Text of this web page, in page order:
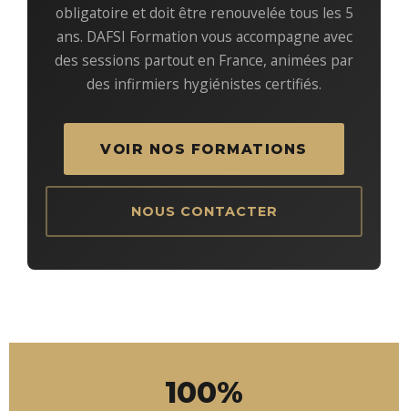
obligatoire et doit être renouvelée tous les 5
ans. DAFSI Formation vous accompagne avec
des sessions partout en France, animées par
des infirmiers hygiénistes certifiés.
VOIR NOS FORMATIONS
NOUS CONTACTER
100%